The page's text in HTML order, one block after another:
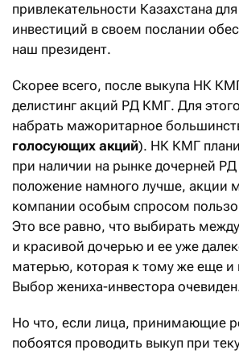
привлекательности Казахстана
инвестиций в своем послании
наш президент.
Скорее всего, после выкупа НК
делистинг акций РД КМГ. Для
набрать мажоритарное
голосующих акций). НК КМГ
при наличии на рынке дочерней
положение намного лучше, акции
компании особым спросом
Это все равно, что выбирать
и красивой дочерью и ее уже
матерью, которая к тому же еще и
Выбор жениха-инвестора
Но что, если лица, принимающие
побоятся проводить выкуп при